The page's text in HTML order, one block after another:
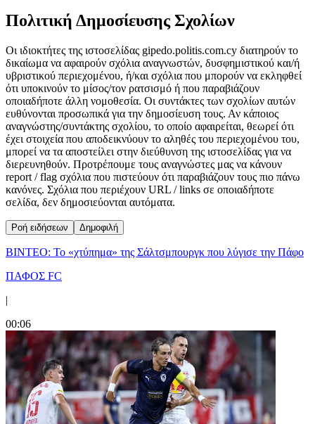
Πολιτική Δημοσίευσης Σχολίων
Οι ιδιοκτήτες της ιστοσελίδας gipedo.politis.com.cy διατηρούν το
δικαίωμα να αφαιρούν σχόλια αναγνωστών, δυσφημιστικού και/ή
υβριστικού περιεχομένου, ή/και σχόλια που μπορούν να εκληφθεί
ότι υποκινούν το μίσος/τον ρατσισμό ή που παραβιάζουν
οποιαδήποτε άλλη νομοθεσία. Οι συντάκτες των σχολίων αυτών
ευθύνονται προσωπικά για την δημοσίευση τους. Αν κάποιος
αναγνώστης/συντάκτης σχολίου, το οποίο αφαιρείται, θεωρεί ότι
έχει στοιχεία που αποδεικνύουν το αληθές του περιεχομένου του,
μπορεί να τα αποστείλει στην διεύθυνση της ιστοσελίδας για να
διερευνηθούν. Προτρέπουμε τους αναγνώστες μας να κάνουν
report / flag σχόλια που πιστεύουν ότι παραβιάζουν τους πιο πάνω
κανόνες. Σχόλια που περιέχουν URL / links σε οποιαδήποτε
σελίδα, δεν δημοσιεύονται αυτόματα.
Ροή ειδήσεων Δημοφιλή
ΒΙΝΤΕΟ: Το «χτύπημα» της Σάλτσμπουργκ που λύγισε την Πάφο
ΠΑΦΟΣ FC
|
00:06